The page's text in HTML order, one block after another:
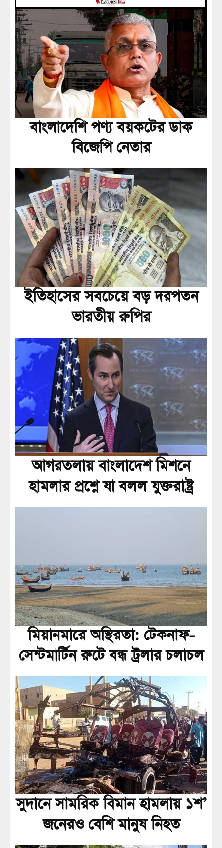
বাংলাদেশি পণ্য বয়কটের ডাক
বিজেপি নেতার
ইতিহাসের সবচেয়ে বড় দরপতন
ভারতীয় রুপির
আগরতলায় বাংলাদেশ মিশনে
হামলার প্রশ্নে যা বলল যুক্তরাষ্ট্র
মিয়ানমারে অস্থিরতা: টেকনাফ-
সেন্টমার্টিন রুটে বন্ধ ট্রলার চলাচল
সুদানে সামরিক বিমান হামলায় ১শ’
জনেরও বেশি মানুষ নিহত